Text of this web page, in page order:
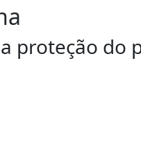
proteção do